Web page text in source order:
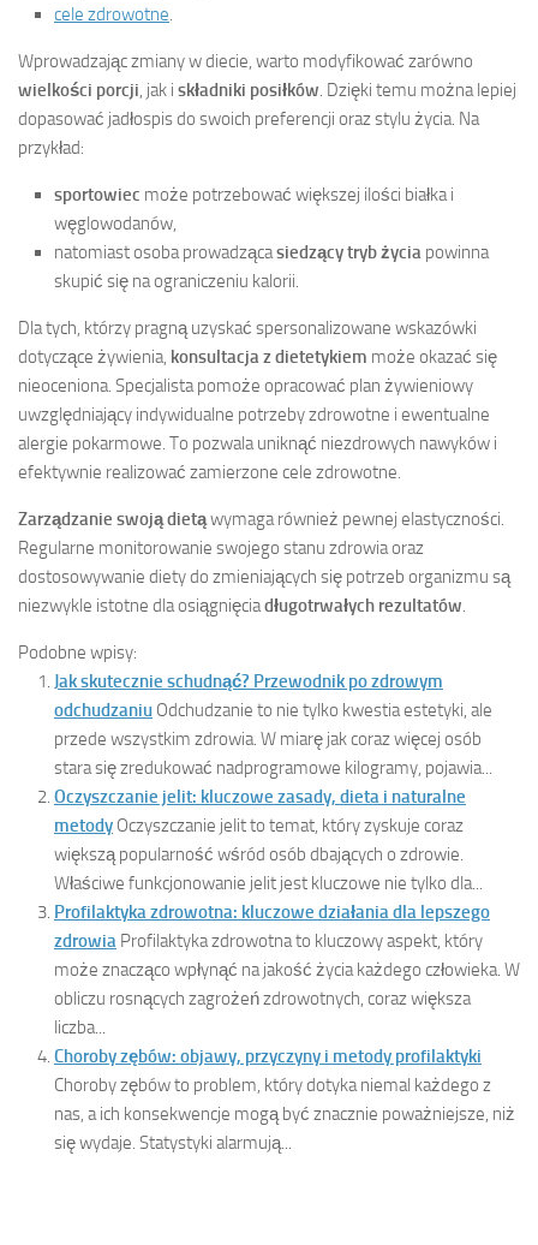
cele zdrowotne.
Wprowadzając zmiany w diecie, warto modyfikować zarówno
wielkości porcji, jak i składniki posiłków. Dzięki temu można lepiej
dopasować jadłospis do swoich preferencji oraz stylu życia. Na
przykład:
sportowiec może potrzebować większej ilości białka i
węglowodanów,
natomiast osoba prowadzącasiedzący tryb życia powinna
skupić się na ograniczeniu kalorii.
Dla tych, którzy pragną uzyskać spersonalizowane wskazówki
dotyczące żywienia, konsultacja z dietetykiem może okazać się
nieoceniona. Specjalista pomoże opracować plan żywieniowy
uwzględniający indywidualne potrzeby zdrowotne i ewentualne
alergie pokarmowe. To pozwala uniknąć niezdrowych nawyków i
efektywnie realizować zamierzone cele zdrowotne.
Zarządzanie swoją dietąwymaga również pewnej elastyczności.
Regularne monitorowanie swojego stanu zdrowia oraz
dostosowywanie diety do zmieniających się potrzeb organizmu są
niezwykle istotne dla osiągnięciadługotrwałych rezultatów.
Podobne wpisy:
Jak skutecznie schudnąć? Przewodnik po zdrowym
odchudzaniu Odchudzanie to nie tylko kwestia estetyki, ale
przede wszystkim zdrowia. W miarę jak coraz więcej osób
stara się zredukować nadprogramowe kilogramy, pojawia...
Oczyszczanie jelit: kluczowe zasady, dieta i naturalne
metody Oczyszczanie jelit to temat, który zyskuje coraz
większą popularność wśród osób dbających o zdrowie.
Właściwe funkcjonowanie jelit jest kluczowe nie tylko dla...
Profilaktyka zdrowotna: kluczowe działania dla lepszego
zdrowia Profilaktyka zdrowotna to kluczowy aspekt, który
może znacząco wpłynąć na jakość życia każdego człowieka. W
obliczu rosnących zagrożeń zdrowotnych, coraz większa
liczba...
Choroby zębów: objawy, przyczyny i metody profilaktyki
Choroby zębów to problem, który dotyka niemal każdego z
nas, a ich konsekwencje mogą być znacznie poważniejsze, niż
się wydaje. Statystyki alarmują...